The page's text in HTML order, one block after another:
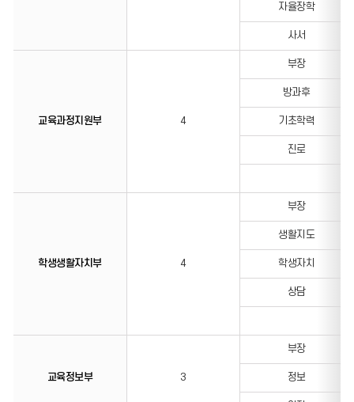
자율장학
사서
교육과정지원부 4
부장
방과후
기초학력
진로
학생생활자치부 4
부장
생활지도
학생자치
상담
교육정보부 3
부장
정보